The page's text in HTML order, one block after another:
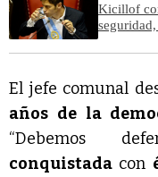
Kicillof
El jefe comunal
años de la
“Debemos
conquistada con